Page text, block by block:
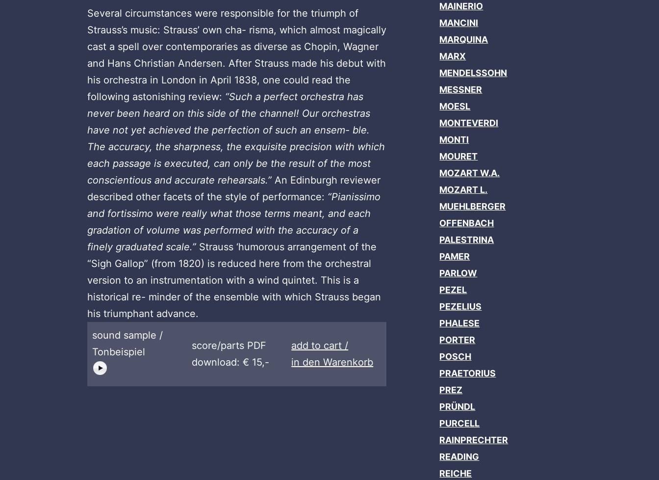
Several circumstances were responsible for the triumph of
Strauss’s music: Strauss’ own cha- risma, which almost magically
cast a spell over contemporaries as diverse as Chopin, Wagner
and Hans Christian Andersen. After Strauss made his debut with
his orchestra in London in April 1838, one could read the
following astonishing review: “Such a perfect orchestra has
never been heard on this side of the channel! Our orchestras
have not yet achieved the perfection of such an ensem- ble.
The accuracy, the sharpness, the exquisite precision with which
each passage is executed, can only be the result of the most
conscientious and accurate rehearsals.”An Edinburgh reviewer
described other facets of the style of performance: “Pianissimo
and fortissimo were really what those terms meant, and each
gradation of volume was performed with the accuracy of a
finely graduated scale.” Strauss ‘humorous arrangement of the
“Sigh Gallop” (from 1820) is reduced here from the orchestral
version to an instrumentation with a wind quintet. This is a
historical re- minder of the ensemble with which Strauss began
his triumphant advance.
sound sample /
Tonbeispiel
score/parts PDF
download: € 15,-
add to cart /
in den Warenkorb
MAINERIO
MANCINI
MARQUINA
MARX
MENDELSSOHN
MESSNER
MOESL
MONTEVERDI
MONTI
MOURET
MOZART W.A.
MOZART L.
MUEHLBERGER
OFFENBACH
PALESTRINA
PAMER
PARLOW
PEZEL
PEZELIUS
PHALESE
PORTER
POSCH
PRAETORIUS
PREZ
PRÜNDL
PURCELL
RAINPRECHTER
READING
REICHE